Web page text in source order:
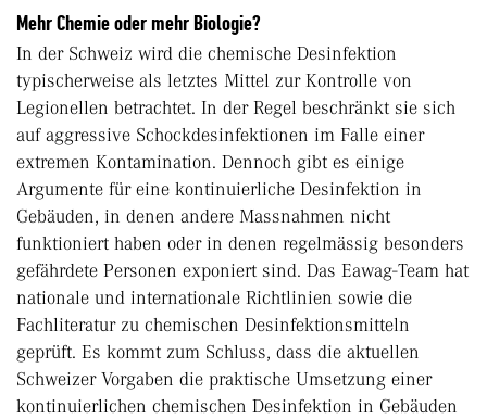
Mehr Chemie oder mehr Biologie?
In der Schweiz wird die chemische Desinfektion
typischerweise als letztes Mittel zur Kontrolle von
Legionellen betrachtet. In der Regel beschränkt sie sich
auf aggressive Schockdesinfektionen im Falle einer
extremen Kontamination. Dennoch gibt es einige
Argumente für eine kontinuierliche Desinfektion in
Gebäuden, in denen andere Massnahmen nicht
funktioniert haben oder in denen regelmässig besonders
gefährdete Personen exponiert sind. Das Eawag-Team hat
nationale und internationale Richtlinien sowie die
Fachliteratur zu chemischen Desinfektionsmitteln
geprüft. Es kommt zum Schluss, dass die aktuellen
Schweizer Vorgaben die praktische Umsetzung einer
kontinuierlichen chemischen Desinfektion in Gebäuden